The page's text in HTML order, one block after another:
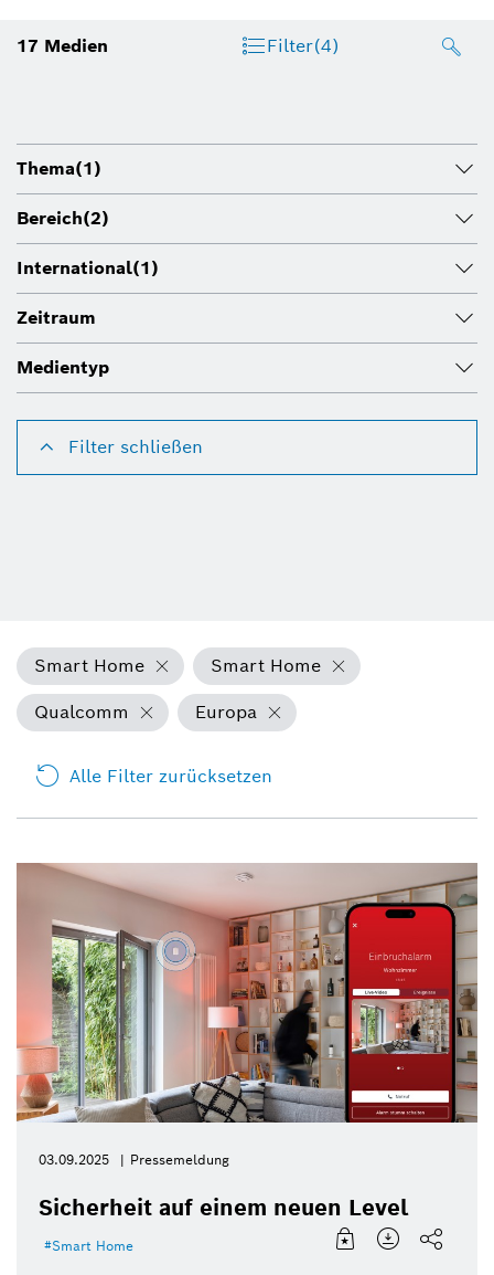
17 Medien Filter(4)
Thema(1)
Bereich(2)
International(1)
Zeitraum
Medientyp
Filter schließen
Smart Home
Smart Home
Qualcomm
Europa
Alle Filter zurücksetzen
03.09.2025 Pressemeldung
Sicherheit auf einem neuen Level
Smart Home